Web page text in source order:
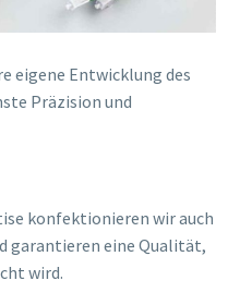
eigene Entwicklung des
Präzision und
konfektionieren wir auch
garantieren eine Qualität,
wird.